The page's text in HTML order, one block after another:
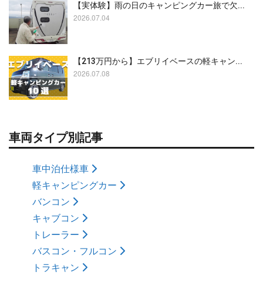
【実体験】雨の日のキャンピングカー旅で欠...
2026.07.04
【213万円から】エブリイベースの軽キャン...
2026.07.08
車両タイプ別記事
車中泊仕様車
軽キャンピングカー
バンコン
キャブコン
トレーラー
バスコン・フルコン
トラキャン